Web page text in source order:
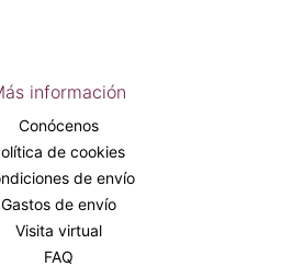
información
Conócenos
de cookies
de envío
Gastos de envío
Visita virtual
FAQ